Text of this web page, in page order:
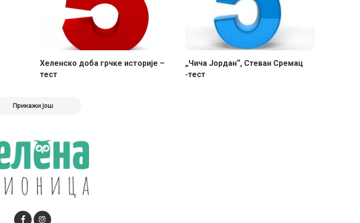
Хеленско доба грчке историје –
тест
„Чича Јордан“, Стеван Сремац
-тест
Прикажи још